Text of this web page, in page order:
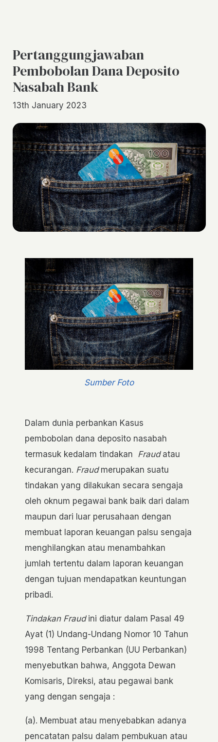
Pertanggungjawaban
Pembobolan Dana Deposito
Nasabah Bank
13th January 2023
Sumber Foto
Dalam dunia perbankan Kasus
pembobolan dana deposito nasabah
termasuk kedalam tindakan Fraud atau
kecurangan. Fraudmerupakan suatu
tindakan yang dilakukan secara sengaja
oleh oknum pegawai bank baik dari dalam
maupun dari luar perusahaan dengan
membuat laporan keuangan palsu sengaja
menghilangkan atau menambahkan
jumlah tertentu dalam laporan keuangan
dengan tujuan mendapatkan keuntungan
pribadi.
TindakanFraud ini diatur dalam Pasal 49
Ayat (1) Undang-Undang Nomor 10 Tahun
1998 Tentang Perbankan (UU Perbankan)
menyebutkan bahwa, Anggota Dewan
Komisaris, Direksi, atau pegawai bank
yang dengan sengaja :
(a). Membuat atau menyebabkan adanya
pencatatan palsu dalam pembukuan atau